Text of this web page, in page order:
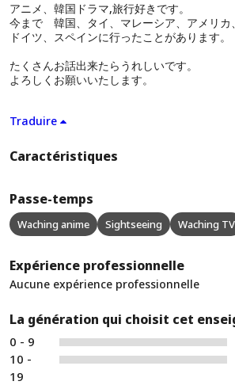
アニメ、韓国ドラマ,旅行好きです。
今まで 韓国、タイ、マレーシア、アメリカ
ドイツ、スペインに行ったことがあります。
たくさんお話出来たらうれしいです。
よろしくお願いいたします。
Traduire
Caractéristiques
Passe-temps
Waching anime Sightseeing Waching TV
Expérience professionnelle
Aucune expérience professionnelle
La génération qui choisit cet
0 - 9
10 -
19